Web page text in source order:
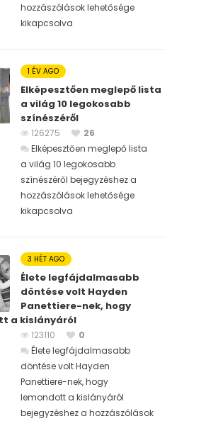
hozzászólások lehetősége
kikapcsolva
1 ÉV AGO
Elképesztően meglepő lista
a világ 10 legokosabb
színészéről
126275
26
Elképesztően meglepő lista
a világ 10 legokosabb
színészéről bejegyzéshez a
hozzászólások lehetősége
kikapcsolva
3 HÉT AGO
Élete legfájdalmasabb
döntése volt Hayden
Panettiere-nek, hogy
a kislányáról
123110
0
Élete legfájdalmasabb
döntése volt Hayden
Panettiere-nek, hogy
lemondott a kislányáról
bejegyzéshez a hozzászólások